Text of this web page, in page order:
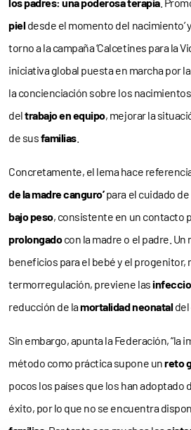
pieldesde el momento del nacimiento’
torno a la campaña ‘Calcetines para la
iniciativa global puesta en marcha por
la concienciación sobre los
deltrabajo en equipo, mejorar la
de susfamilias.
Concretamente, el lema hace
de la madre canguro’para el cuidado
bajo peso, consistente en un contacto
prolongadocon la madre o el padre.
beneficios para el bebé y el progenitor,
termorregulación, previene las
reducción de lamortalidad neonataldel
Sin embargo, apunta la Federación, “la
método como práctica supone unreto
pocos los países que los han adoptado
éxito, por lo que no se encuentra